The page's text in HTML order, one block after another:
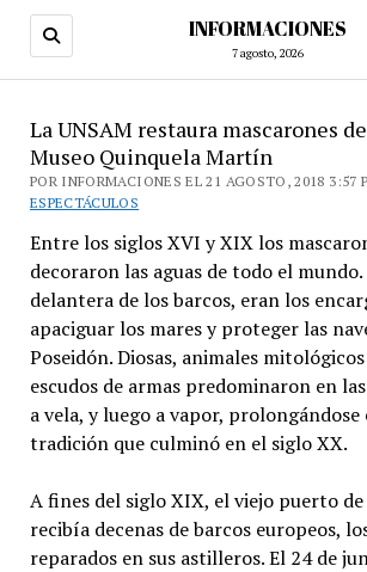
INFORMACIONES
7 agosto, 2026
La UNSAM restaura mascarones
Museo Quinquela Martín
POR INFORMACIONES EL 21 AGOSTO, 2018 3:57
ESPECTÁCULOS
Entre los siglos XVI y XIX los
decoraron las aguas de todo el
delantera de los barcos, eran los
apaciguar los mares y proteger las
Poseidón. Diosas, animales
escudos de armas predominaron en
a vela, y luego a vapor, prolongándose
tradición que culminó en el siglo XX.
A fines del siglo XIX, el viejo puerto de
recibía decenas de barcos europeos,
reparados en sus astilleros. El 24 de